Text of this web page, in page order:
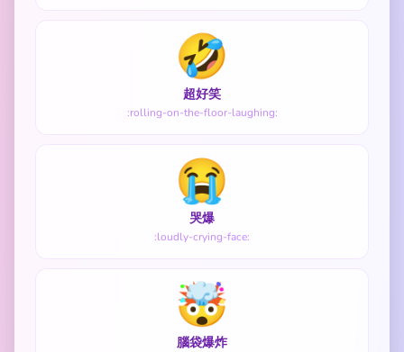
🤣
超好笑
:rolling-on-the-floor-laughing:
😭
哭爆
:loudly-crying-face:
🤯
腦袋爆炸